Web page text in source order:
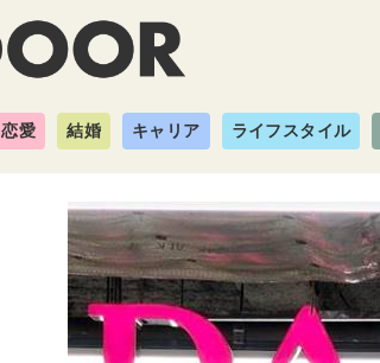
恋愛 結婚 キャリア ライフスタイル